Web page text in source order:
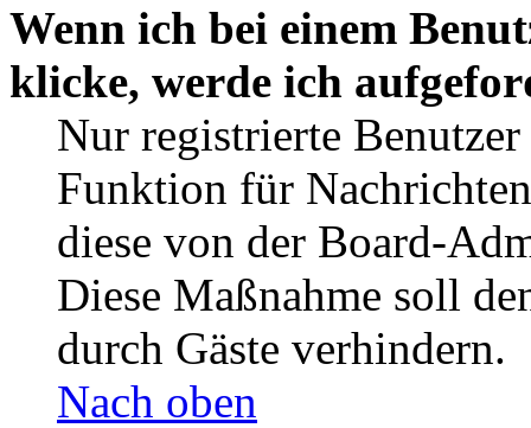
Wenn ich bei einem
klicke, werde ich
Nur registrierte
Funktion für
diese von der Board-
Diese Maßnahme soll
durch Gäste verhindern.
Nach oben